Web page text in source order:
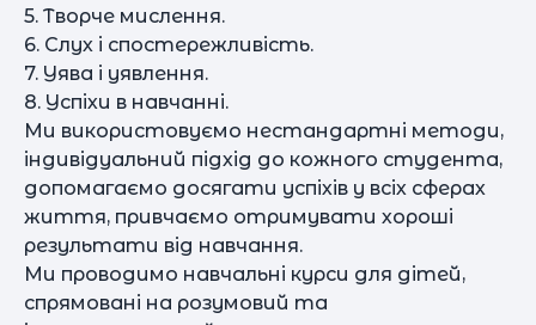
5. Творче мислення.
6. Слух і спостережливість.
7. Уява і уявлення.
8. Успіхи в навчанні.
Ми використовуємо нестандартні методи,
індивідуальний підхід до кожного студента,
допомагаємо досягати успіхів у всіх сферах
життя, привчаємо отримувати хороші
результати від навчання.
Ми проводимо навчальні курси для дітей,
спрямовані на розумовий та